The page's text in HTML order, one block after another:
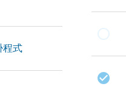
程式
check_circle